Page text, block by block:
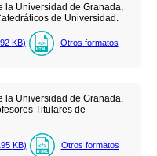
Universidad de Granada,
de Universidad.
KB) Otros formatos
la Universidad de Granada,
Titulares de
KB) Otros formatos